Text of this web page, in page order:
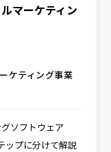
マーケティン
ケティング事業
ソフトウェア
ップに分けて解説